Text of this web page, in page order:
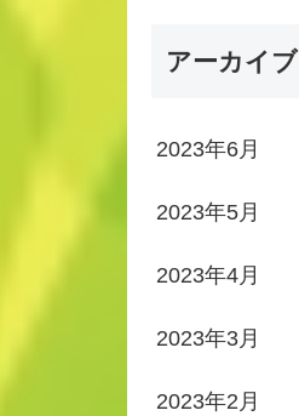
アーカイブ
2023年6月
2023年5月
2023年4月
2023年3月
2023年2月